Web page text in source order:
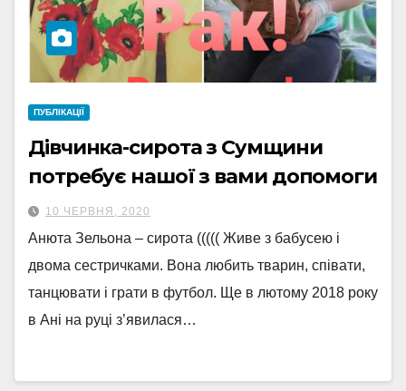
ПУБЛІКАЦІЇ
Дівчинка-сирота з Сумщини
потребує нашої з вами допомоги
10 ЧЕРВНЯ, 2020
Анюта Зельона – сирота ((((( Живе з бабусею і
двома сестричками. Вона любить тварин, співати,
танцювати і грати в футбол. Ще в лютому 2018 року
в Ані на руці з’явилася…